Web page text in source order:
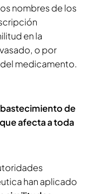
nombres de los
en la
o por
medicamento.
de
afecta a toda
han aplicado